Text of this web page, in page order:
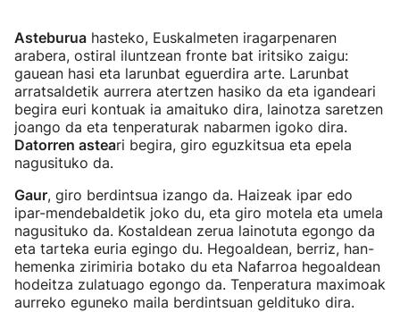
Asteburua hasteko, Euskalmeten iragarpenaren
arabera, ostiral iluntzean fronte bat iritsiko zaigu:
gauean hasi eta larunbat eguerdira arte. Larunbat
arratsaldetik aurrera atertzen hasiko da eta igandeari
begira euri kontuak ia amaituko dira, lainotza saretzen
joango da eta tenperaturak nabarmen igoko dira.
Datorren asteari begira, giro eguzkitsua eta epela
nagusituko da.
Gaur, giro berdintsua izango da. Haizeak ipar edo
ipar-mendebaldetik joko du, eta giro motela eta umela
nagusituko da. Kostaldean zerua lainotuta egongo da
eta tarteka euria egingo du. Hegoaldean, berriz, han-
hemenka zirimiria botako du eta Nafarroa hegoaldean
hodeitza zulatuago egongo da. Tenperatura maximoak
aurreko eguneko maila berdintsuan geldituko dira.